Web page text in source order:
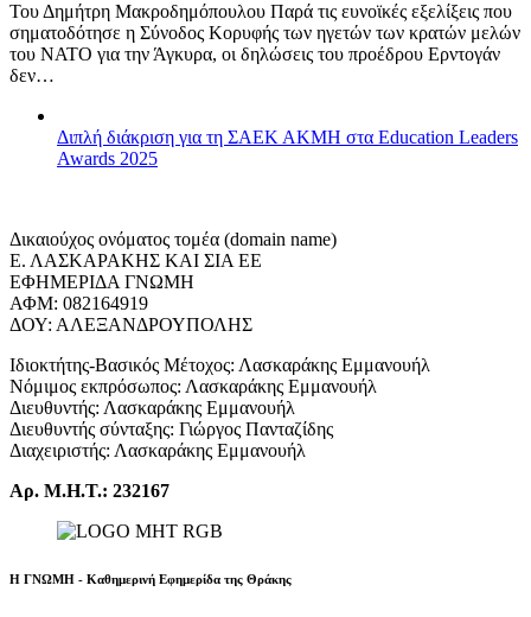
Του Δημήτρη Μακροδημόπουλου Παρά τις ευνοϊκές εξελίξεις που
σηματοδότησε η Σύνοδος Κορυφής των ηγετών των κρατών μελών
του ΝΑΤΟ για την Άγκυρα, οι δηλώσεις του προέδρου Ερντογάν
δεν…
Διπλή διάκριση για τη ΣΑΕΚ ΑΚΜΗ στα Education Leaders
Awards 2025
Δικαιούχος ονόματος τομέα (domain name)
Ε. ΛΑΣΚΑΡΑΚΗΣ ΚΑΙ ΣΙΑ ΕΕ
ΕΦΗΜΕΡΙΔΑ ΓΝΩΜΗ
ΑΦΜ: 082164919
ΔΟΥ: ΑΛΕΞΑΝΔΡΟΥΠΟΛΗΣ
Ιδιοκτήτης-Βασικός Μέτοχος: Λασκαράκης Εμμανουήλ
Νόμιμος εκπρόσωπος: Λασκαράκης Εμμανουήλ
Διευθυντής: Λασκαράκης Εμμανουήλ
Διευθυντής σύνταξης: Γιώργος Πανταζίδης
Διαχειριστής: Λασκαράκης Εμμανουήλ
Αρ. Μ.Η.Τ.: 232167
Η ΓΝΩΜΗ - Καθημερινή Εφημερίδα της Θράκης